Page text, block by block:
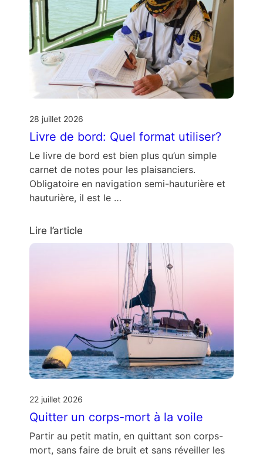
28 juillet 2026
Livre de bord: Quel format utiliser?
Le livre de bord est bien plus qu’un simple
carnet de notes pour les plaisanciers.
Obligatoire en navigation semi-hauturière et
hauturière, il est le …
Lire l’article
22 juillet 2026
Quitter un corps-mort à la voile
Partir au petit matin, en quittant son corps-
mort, sans faire de bruit et sans réveiller les